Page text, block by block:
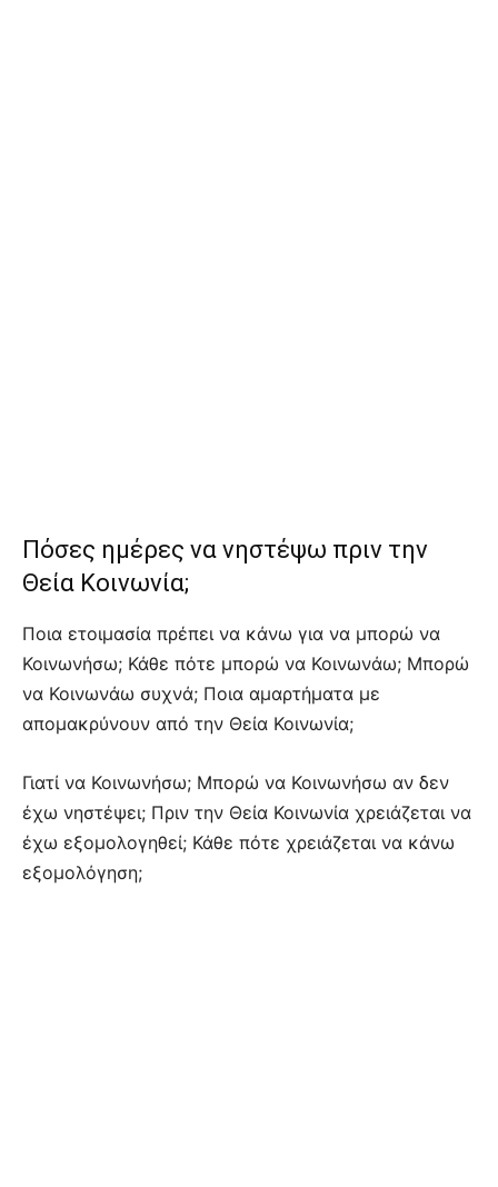
Πόσες ημέρες να νηστέψω πριν την
Θεία Κοινωνία;
Ποια ετοιμασία πρέπει να κάνω για να μπορώ να
Κοινωνήσω; Κάθε πότε μπορώ να Κοινωνάω; Μπορώ
να Κοινωνάω συχνά; Ποια αμαρτήματα με
απομακρύνουν από την Θεία Κοινωνία;
Γιατί να Κοινωνήσω; Μπορώ να Κοινωνήσω αν δεν
έχω νηστέψει; Πριν την Θεία Κοινωνία χρειάζεται να
έχω εξομολογηθεί; Κάθε πότε χρειάζεται να κάνω
εξομολόγηση;